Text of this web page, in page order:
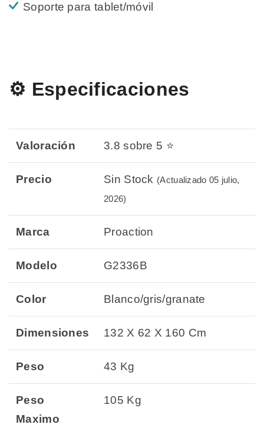
Soporte para tablet/móvil
⚙️ Especificaciones
Valoración 3.8 sobre 5 ⭐
Precio Sin Stock (Actualizado 05 julio,
2026)
Marca Proaction
Modelo G2336B
Color Blanco/gris/granate
Dimensiones 132 X 62 X 160 Cm
Peso 43 Kg
Peso
Maximo
105 Kg